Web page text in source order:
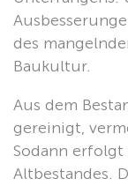
des
Baukultur.
Aus dem
gereinigt,
Sodann erfolgt
Altbestandes.